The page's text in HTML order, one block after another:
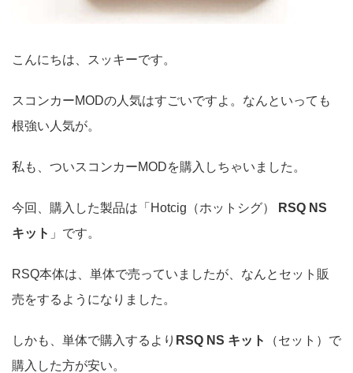
こんにちは、スッキーです。
スコンカーMODの人気はすごいですよ。なんといっても
根強い人気が。
私も、ついスコンカーMODを購入しちゃいました。
今回、購入した製品は「Hotcig（ホットシグ）
RSQ NS
キット 」です。
RSQ本体は、単体で売っていましたが、なんとセット販
売をするようになりました。
しかも、単体で購入するより RSQ NS キット
（セット）で
購入した方が安い。